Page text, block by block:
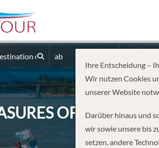
ab
OF THE
Ihre Entscheidung –
Wir nutzen Cookies
unserer Website
Darüber hinaus und
wir sowie unsere bis
setzen, andere